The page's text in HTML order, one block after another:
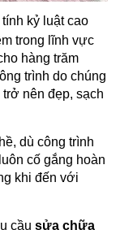
kỷ luật cao
trong lĩnh vực
hàng trăm
trình do chúng
nên đẹp, sạch
dù công trình
luôn cố gắng hoàn
khi đến với
cầu sửa chữa